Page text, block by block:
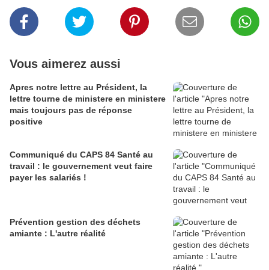
Vous aimerez aussi
Apres notre lettre au Président, la
lettre tourne de ministere en ministere
mais toujours pas de réponse
positive
Communiqué du CAPS 84 Santé au
travail : le gouvernement veut faire
payer les salariés !
Prévention gestion des déchets
amiante : L'autre réalité